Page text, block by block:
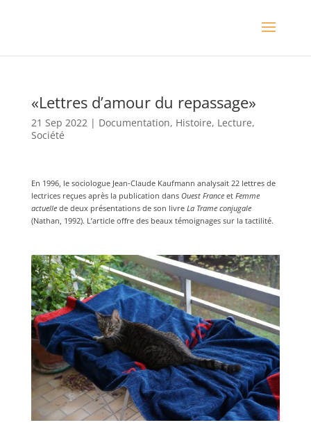
«Lettres d’amour du repassage»
21 Sep 2022| Documentation, Histoire, Lecture,
Société
En 1996, le sociologue Jean-Claude Kaufmann analysait 22 lettres de
lectrices reçues après la publication dans Ouest Franceet Femme
actuellede deux présentations de son livre La Trame conjugale
(Nathan, 1992). L’article offre des beaux témoignages sur la tactilité.